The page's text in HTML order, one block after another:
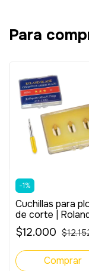
Para
-1%
Cuchillas para
de corte |
Blade 30° (3 un.)
$12.000